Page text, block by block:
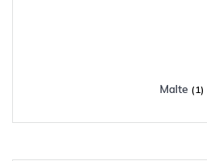
Malte (1)